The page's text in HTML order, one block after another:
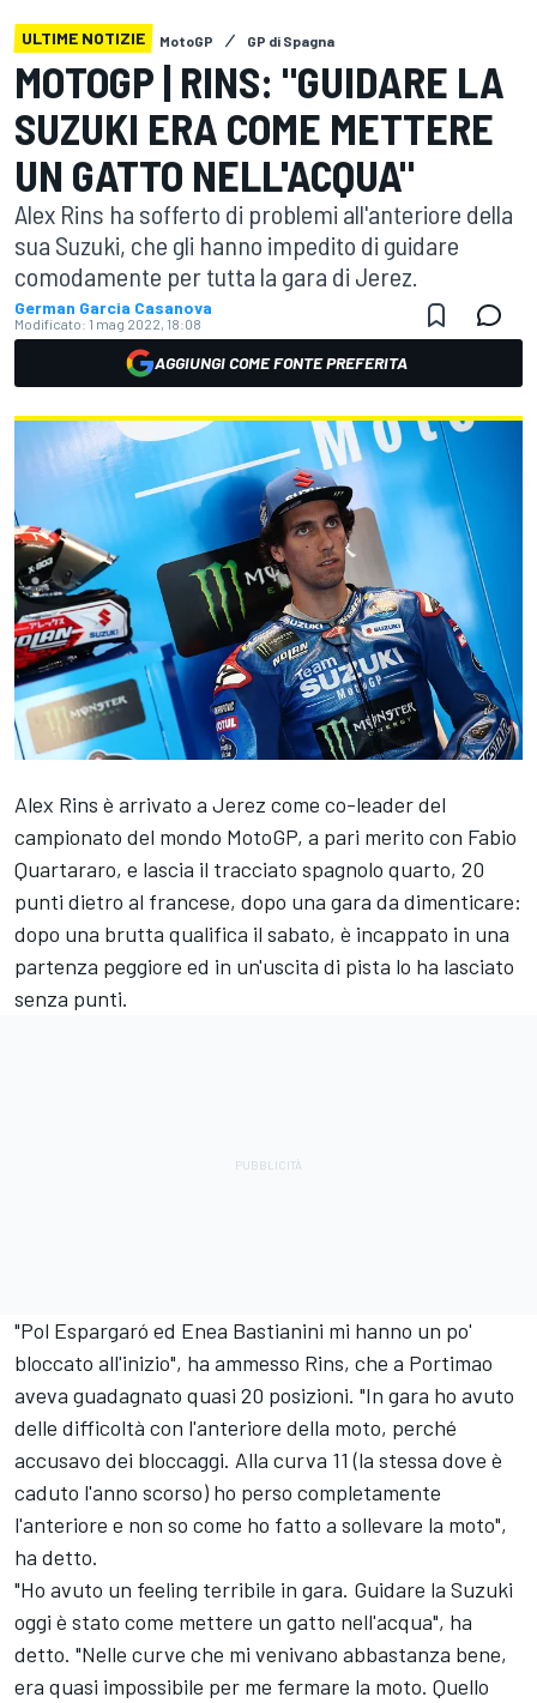
ULTIME NOTIZIE MotoGP GP di Spagna
MOTOGP | RINS: "GUIDARE LA
SUZUKI ERA COME METTERE
UN GATTO NELL'ACQUA"
Alex Rins ha sofferto di problemi all'anteriore della
sua Suzuki, che gli hanno impedito di guidare
comodamente per tutta la gara di Jerez.
German Garcia Casanova
Modificato: 1 mag 2022, 18:08
AGGIUNGI COME FONTE PREFERITA
Alex Rins è arrivato a Jerez come co-leader del
campionato del mondo MotoGP, a pari merito con Fabio
Quartararo, e lascia il tracciato spagnolo quarto, 20
punti dietro al francese, dopo una gara da dimenticare:
dopo una brutta qualifica il sabato, è incappato in una
partenza peggiore ed in un'uscita di pista lo ha lasciato
senza punti.
"Pol Espargaró ed Enea Bastianini mi hanno un po'
bloccato all'inizio", ha ammesso Rins, che a Portimao
aveva guadagnato quasi 20 posizioni. "In gara ho avuto
delle difficoltà con l'anteriore della moto, perché
accusavo dei bloccaggi. Alla curva 11 (la stessa dove è
caduto l'anno scorso) ho perso completamente
l'anteriore e non so come ho fatto a sollevare la moto",
ha detto.
"Ho avuto un feeling terribile in gara. Guidare la Suzuki
oggi è stato come mettere un gatto nell'acqua", ha
detto. "Nelle curve che mi venivano abbastanza bene,
era quasi impossibile per me fermare la moto. Quello